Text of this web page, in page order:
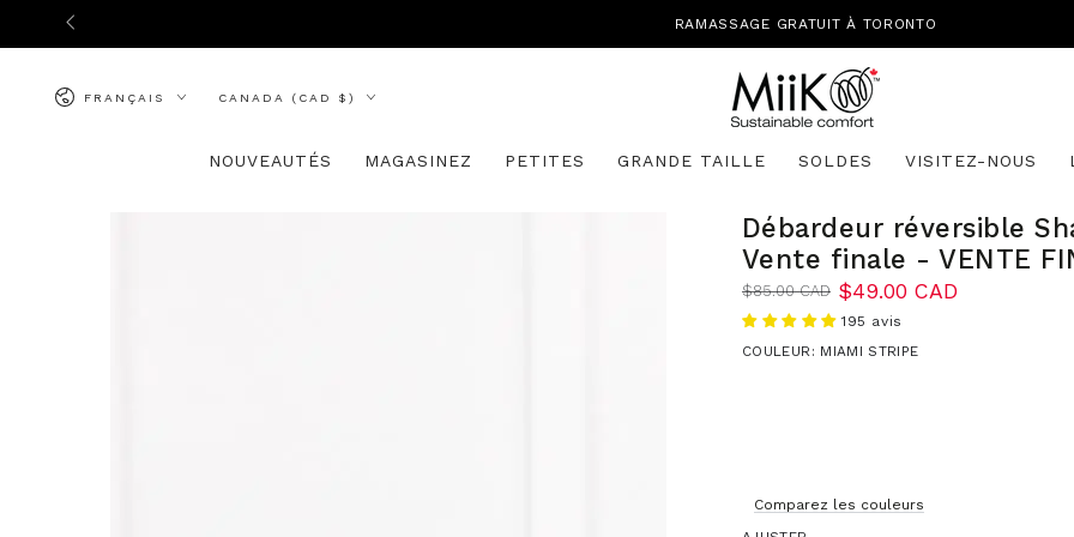
IGNORER LE
CONTENU
RAMASSAGE GRATUIT À TORONTO
FRANÇAIS CANADA (CAD $)
NOUVEAUTÉS MAGASINEZ PETITES GRANDE TAILLE SOLDES VISITEZ-NOUS
Débardeur réversible
Vente finale - VENTE
Prix
normal
$85.00 CAD
de
vente
$49.00 CAD
195 avis
COULEUR: MIAMI STRIPE
Comparez les couleurs